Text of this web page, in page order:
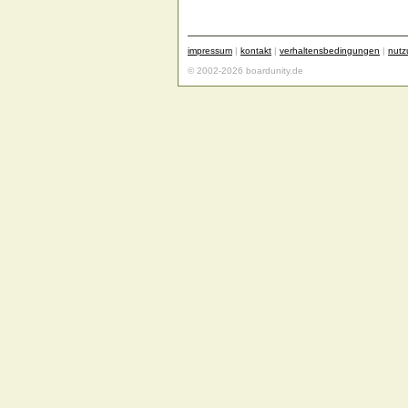
impressum | kontakt | verhaltensbedingungen |
© 2002-2026 boardunity.de